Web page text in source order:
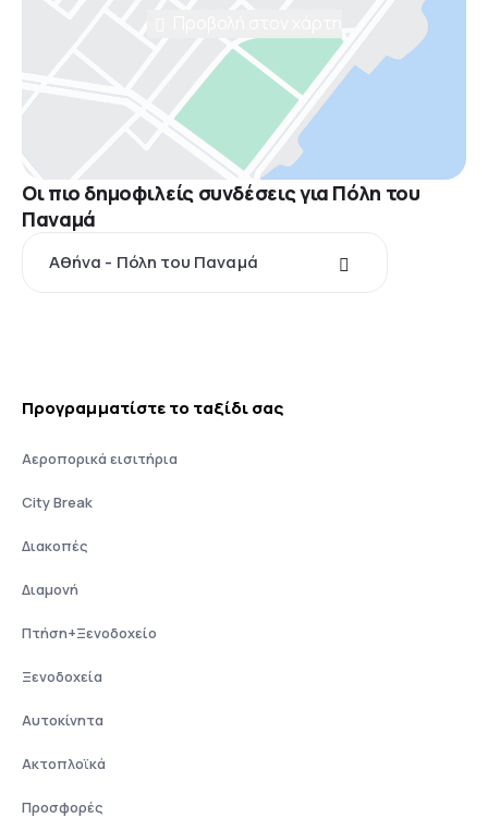
Οι πιο δημοφιλείς συνδέσεις για Πόλη του
Παναμά
Αθήνα - Πόλη του Παναμά
Προγραμματίστε το ταξίδι σας
Αεροπορικά εισιτήρια
City Break
Διακοπές
Διαμονή
Πτήση+Ξενοδοχείο
Ξενοδοχεία
Αυτοκίνητα
Ακτοπλοϊκά
Προσφορές